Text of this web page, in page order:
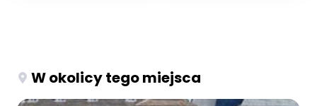
W okolicy tego miejsca